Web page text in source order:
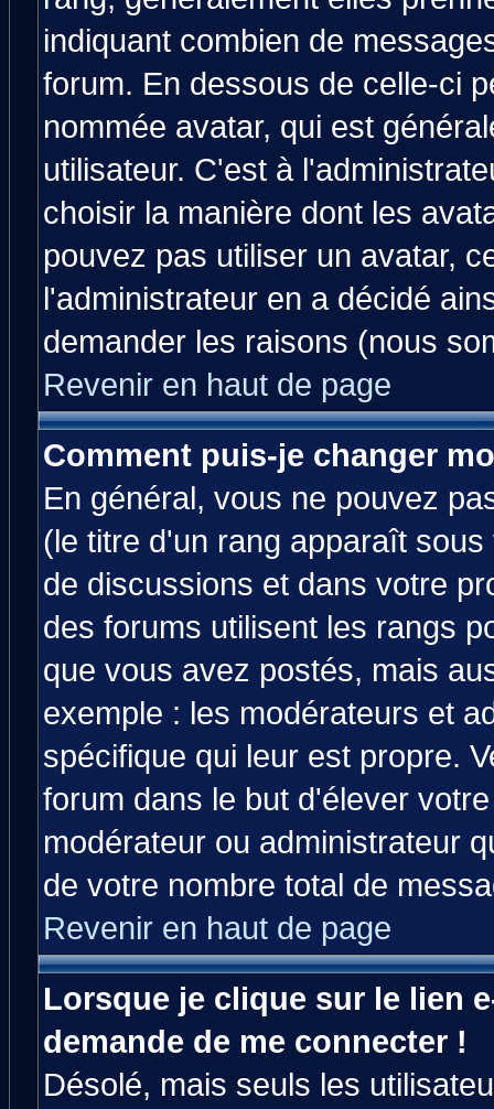
indiquant combien de
forum. En dessous de celle-ci
nommée avatar, qui est
utilisateur. C'est à
choisir la manière dont les
pouvez pas utiliser un avatar,
l'administrateur en a décidé
demander les raisons (nous
Revenir en haut de page
Comment puis-je changer
En général, vous ne pouvez
(le titre d'un rang apparaît
de discussions et dans votre
des forums utilisent les rangs
que vous avez postés, mais
exemple : les modérateurs et
spécifique qui leur est propre.
forum dans le but d'élever
modérateur ou administrateur
de votre nombre total de
Revenir en haut de page
Lorsque je clique sur le lien
demande de me connecter !
Désolé, mais seuls les